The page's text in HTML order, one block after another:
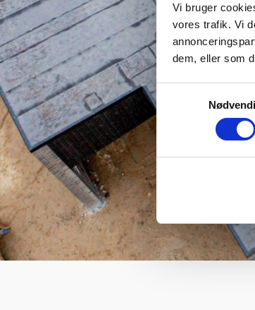
Vi bruger
vores trafik. Vi
dem, eller som
Samtykkevalg